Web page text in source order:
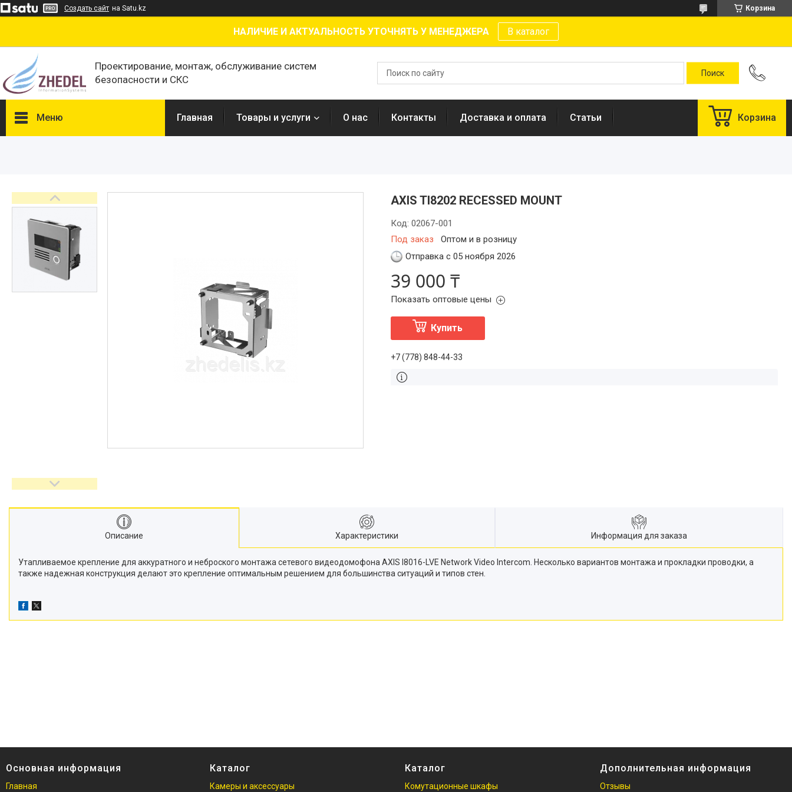
Создать сайт на Satu.kz Корзина
НАЛИЧИЕ И АКТУАЛЬНОСТЬ УТОЧНЯТЬ У МЕНЕДЖЕРА В каталог
Проектирование, монтаж, обслуживание систем
безопасности и СКС
Меню
Сертификаты
Главная Товары и услуги О нас Контакты Доставка и оплата Статьи Корзина
AXIS TI8202 RECESSED MOUNT
Под заказ Оптом и в розницу
Код: 02067-001
Отправка с 05 ноября 2026
39 000 ₸
Показать оптовые цены
Купить
+7 (778) 848-44-33
Описание Характеристики Информация для заказа
Утапливаемое крепление для аккуратного и неброского монтажа сетевого видеодомофона AXIS I8016-LVE Network Video Intercom. Несколько вариантов монтажа и прокладки проводки, а
также надежная конструкция делают это крепление оптимальным решением для большинства ситуаций и типов стен.
Основная информация
Главная
Каталог
Камеры и аксессуары
Каталог
Комутационные шкафы
Дополнительная информация
Отзывы